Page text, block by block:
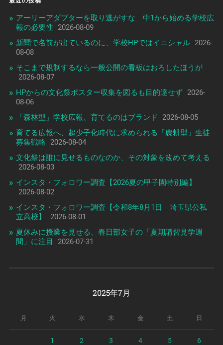
アーリーアダプターを取り逃がすな 中1から始める学校広
報の必要性
2026-08-09
新聞で名前が出ているのに、学校HPではイニシャル 2026-
08-08
そこまで規制するなら一般公開の看板はおろしたほうが
2026-08-07
HPからの文化祭ポスター収集を図るも目的達せず 2026-
08-06
「森林型」学校広報、育てるのはブランド
2026-08-05
育てる広報へ、超少子化時代に求められる「農耕型」生徒
募集戦略
2026-08-04
文化祭は誰に見せるものなのか、その対象を改めて考える
2026-08-03
インスタ・フォロワー調査【2026夏の甲子園特別編】
2026-08-02
インスタ・フォロワー調査【令和8年8月1日 埼玉県公私
立高校】
2026-08-01
夏休みに授業を見せる、春日部女子の「夏期講習見学週
間」に注目
2026-07-31
2025年7月
月 火 水 木 金 土 日
1 2 3 4 5 6